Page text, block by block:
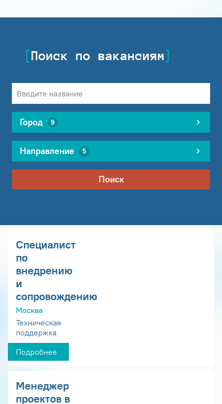
Поиск по вакансиям
Город 9
Направление 5
Поиск
Специалист
по
внедрению
и
сопровождению
Москва
Техническая
поддержка
Подробнее
Менеджер
проектов в